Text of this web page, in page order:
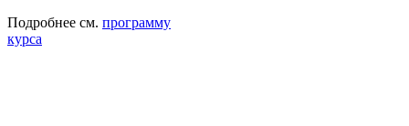
Подробнее см. программу
курса